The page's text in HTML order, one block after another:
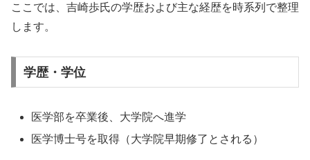
ここでは、吉崎歩氏の学歴および主な経歴を時系列で整理
します。
学歴・学位
医学部を卒業後、大学院へ進学
医学博士号を取得（大学院早期修了とされる）